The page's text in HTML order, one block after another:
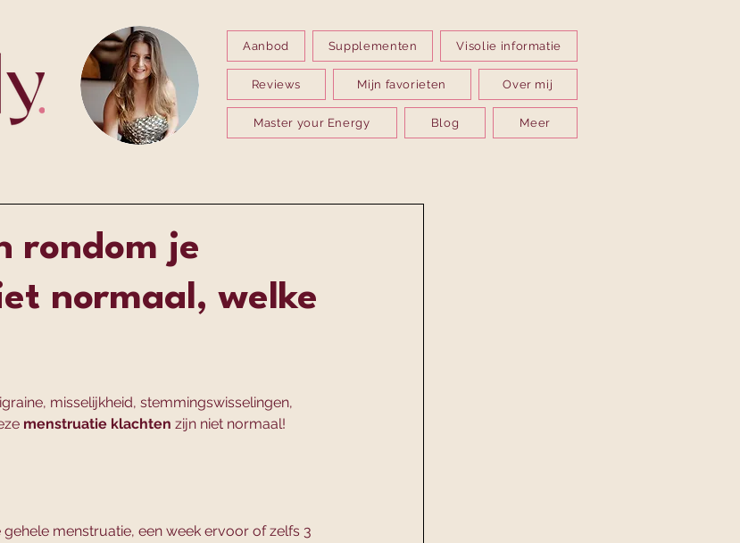
Aanbod Supplementen Visolie informatie
Reviews Mijn favorieten Over mij
Master your Energy Blog Meer
rondom je
normaal, welke
misselijkheid, stemmingswisselingen,
menstruatie klachten zijn niet normaal!
menstruatie, een week ervoor of zelfs 3